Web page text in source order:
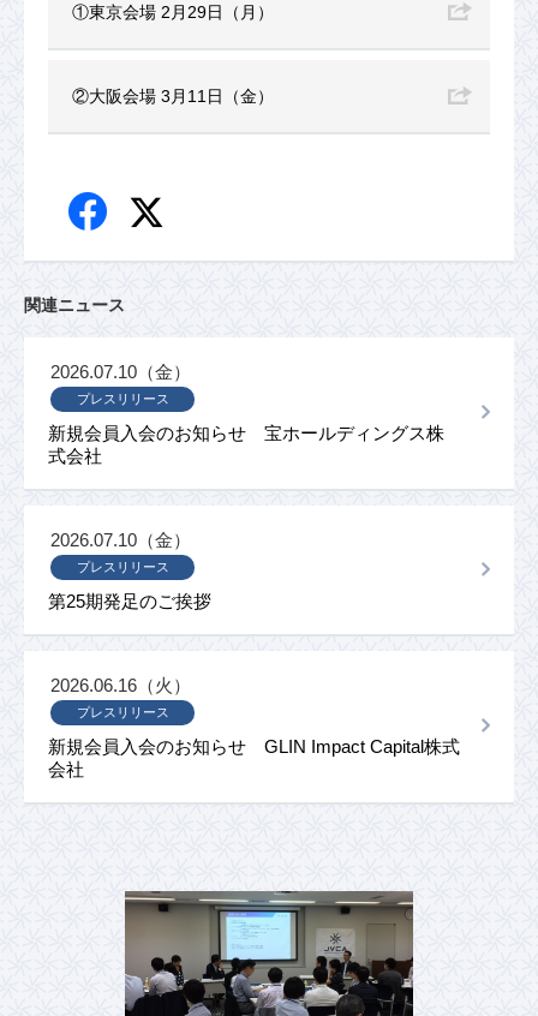
①東京会場 2月29日（月）
②大阪会場 3月11日（金）
関連ニュース
新規会員入会のお知らせ 宝ホールディングス株
式会社
プレスリリース
2026.07.10（金）
第25期発足のご挨拶
プレスリリース
2026.07.10（金）
新規会員入会のお知らせ GLIN Impact Capital株式
会社
プレスリリース
2026.06.16（火）